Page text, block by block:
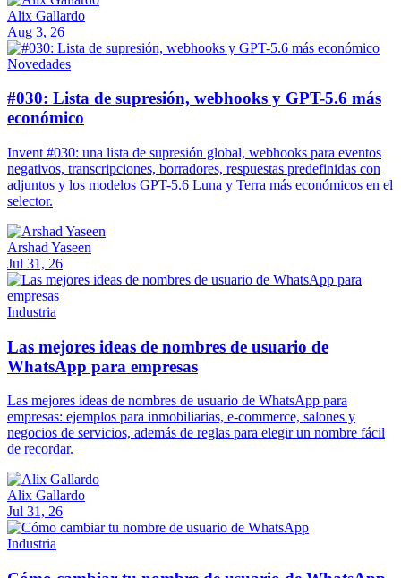
Alix Gallardo
Aug 3, 26
Novedades
#030: Lista de supresión, webhooks y GPT-5.6 más
económico
Invent #030: una lista de supresión global, webhooks para eventos
negativos, transcripciones, borradores, respuestas predefinidas con
adjuntos y los modelos GPT-5.6 Luna y Terra más económicos en el
selector.
Arshad Yaseen
Jul 31, 26
Industria
Las mejores ideas de nombres de usuario de
WhatsApp para empresas
Las mejores ideas de nombres de usuario de WhatsApp para
empresas: ejemplos para inmobiliarias, e-commerce, salones y
negocios de servicios, además de reglas para elegir un nombre fácil
de recordar.
Alix Gallardo
Jul 31, 26
Industria